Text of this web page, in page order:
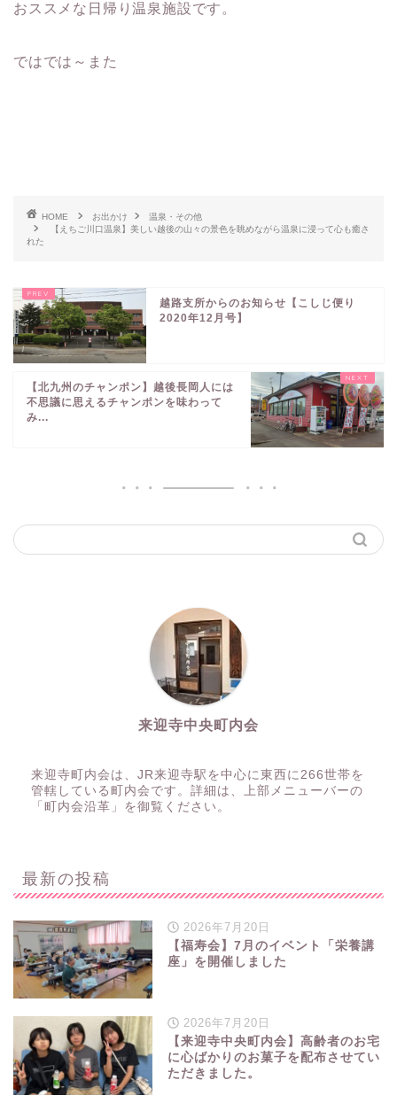
おススメな日帰り温泉施設です。
ではでは～また
HOME お出かけ
温泉・その他
【えちご川口温泉】美しい越後の山々の景色を眺めながら温泉に浸って心も癒さ
れた
越路支所からのお知らせ【こしじ便り
2020年12月号】
【北九州のチャンポン】越後長岡人には
不思議に思えるチャンポンを味わって
み...
来迎寺中央町内会
来迎寺町内会は、JR来迎寺駅を中心に東西に266世帯を
管轄している町内会です。詳細は、上部メニューバーの
「町内会沿革」を御覧ください。
最新の投稿
2026年7月20日
【福寿会】7月のイベント「栄養講
座」を開催しました
2026年7月20日
【来迎寺中央町内会】高齢者のお宅
に心ばかりのお菓子を配布させてい
ただきました。